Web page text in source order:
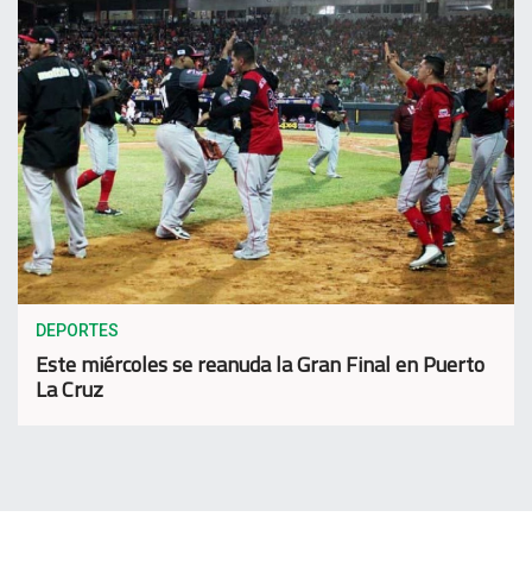
DEPORTES
Este miércoles se reanuda la Gran Final en Puerto
La Cruz